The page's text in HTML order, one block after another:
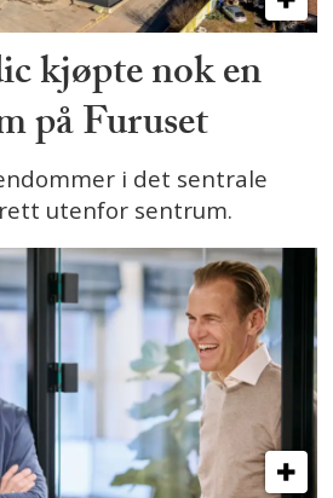
kjøpte nok en
på Furuset
i det sentrale
utenfor sentrum.